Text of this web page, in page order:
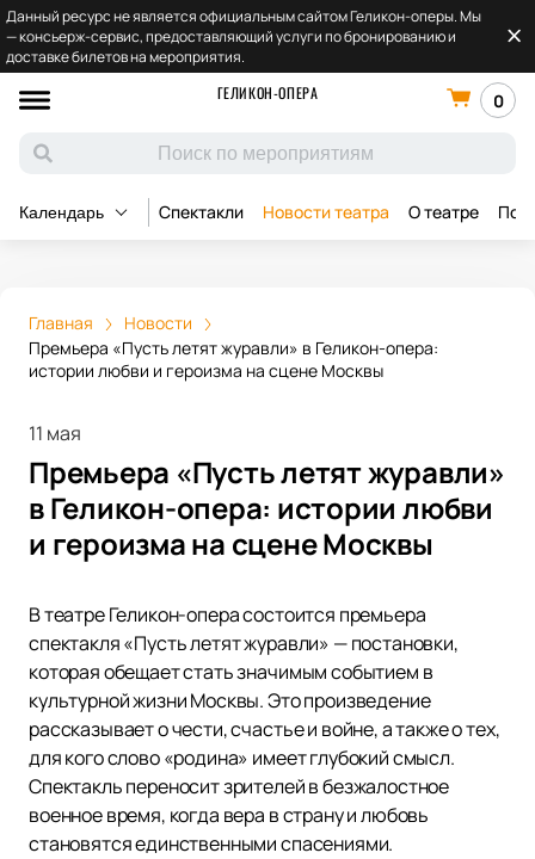
Данный ресурс не является официальным сайтом Геликон-оперы. Мы
— консьерж-сервис, предоставляющий услуги по бронированию и
доставке билетов на мероприятия.
ГЕЛИКОН-ОПЕРА
0
Календарь Спектакли Новости театра О театре
Главная
Новости
Премьера «Пусть летят журавли» в Геликон-опера:
истории любви и героизма на сцене Москвы
11 мая
Премьера «Пусть летят журавли»
в Геликон-опера: истории любви
и героизма на сцене Москвы
В театре Геликон-опера состоится премьера
спектакля «Пусть летят журавли» — постановки,
которая обещает стать значимым событием в
культурной жизни Москвы. Это произведение
рассказывает о чести, счастье и войне, а также о тех,
для кого слово «родина» имеет глубокий смысл.
Спектакль переносит зрителей в безжалостное
военное время, когда вера в страну и любовь
становятся единственными спасениями.